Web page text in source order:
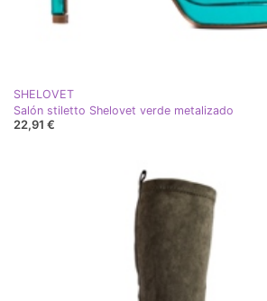
SHELOVET
Salón stiletto Shelovet verde metalizado
22,91 €